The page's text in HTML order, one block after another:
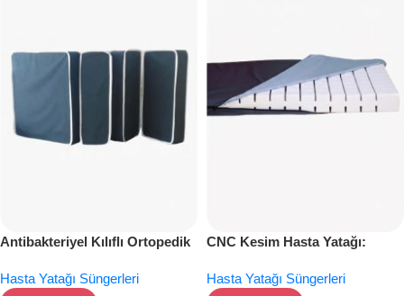
Antibakteriyel Kılıflı Ortopedik
Hasta Yatağı Süngerleri
CNC Kesim Hasta Yatağı:
Hasta Yatağı Süngerleri